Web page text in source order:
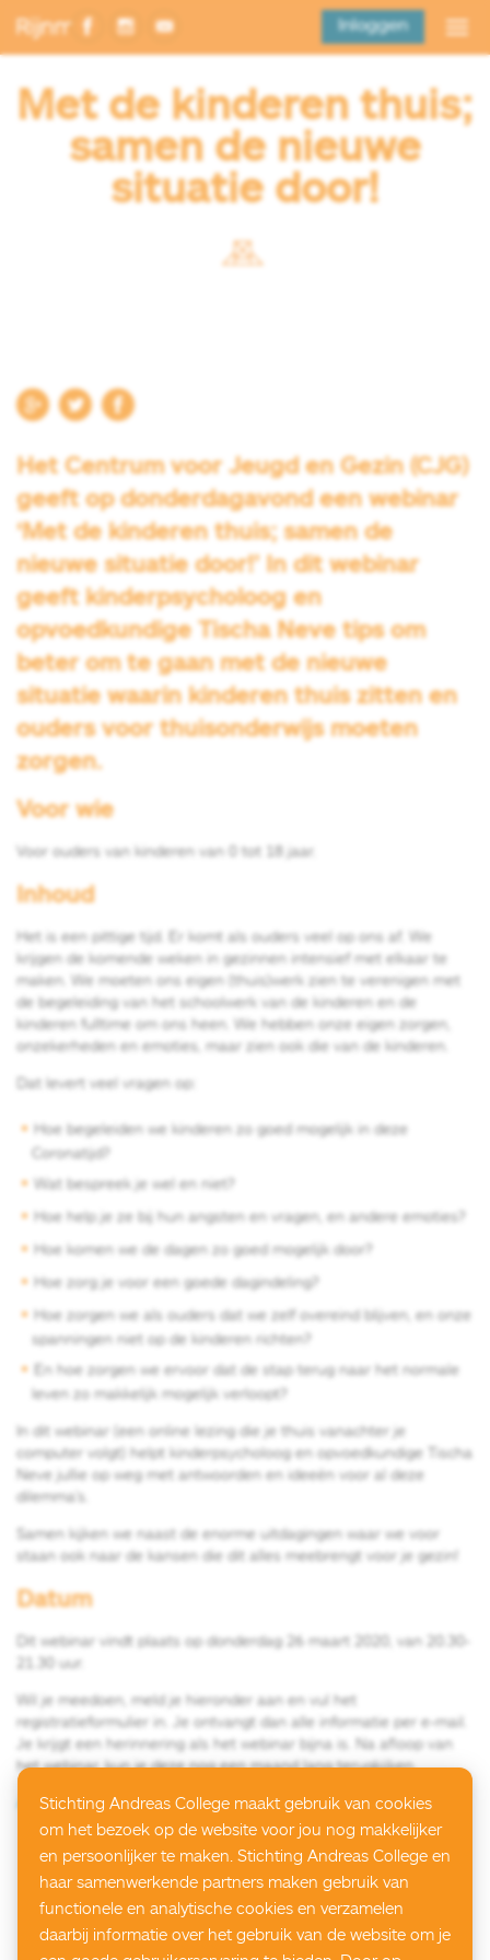
Inloggen
Met de kinderen thuis;
samen de nieuwe
situatie door!
Het Centrum voor Jeugd en Gezin (CJG)
geeft op donderdagavond een webinar
‘Met de kinderen thuis; samen de
nieuwe situatie door!’ In dit webinar
geeft kinderpsycholoog en
opvoedkundige Tischa Neve tips om
beter om te gaan met de nieuwe
situatie waarin kinderen thuis zitten en
ouders voor thuisonderwijs moeten
zorgen.
Voor wie
Voor ouders van kinderen van 0 tot 18 jaar.
Inhoud
Het is een pittige tijd. Er komt als ouders veel op ons af. We
krijgen de komende weken in gezinnen intensief met elkaar te
maken. We moeten ons eigen (thuis)werk zien te verenigen met
de begeleiding van het schoolwerk van de kinderen en de
kinderen fulltime om ons heen. We hebben onze eigen zorgen,
onzekerheden en emoties, maar zien ook die van de kinderen.
Dat levert veel vragen op:
Hoe begeleiden we kinderen zo goed mogelijk in deze
Coronatijd?
Wat bespreek je wel en niet?
Hoe help je ze bij hun angsten en vragen, en andere emoties?
Hoe komen we de dagen zo goed mogelijk door?
Hoe zorg je voor een goede dagindeling?
Hoe zorgen we als ouders dat we zelf overeind blijven, en onze
spanningen niet op de kinderen richten?
En hoe zorgen we ervoor dat de stap terug naar het normale
leven zo makkelijk mogelijk verloopt?
In dit webinar (een online lezing die je thuis vanachter je
computer volgt) helpt kinderpsycholoog en opvoedkundige Tischa
Neve jullie op weg met antwoorden en ideeën voor al deze
dilemma’s.
Samen kijken we naast de enorme uitdagingen waar we voor
staan ook naar de kansen die dit alles meebrengt voor je gezin!
Datum
Dit webinar vindt plaats op donderdag 26 maart 2020, van 20.30-
21.30 uur.
Wil je meedoen, meld je hieronder aan en vul het
registratieformulier in. Je ontvangt dan alle informatie per e-mail.
Je krijgt een herinnering als het webinar bijna is. Na afloop van
het webinar, kun je deze nog een maand lang terugkijken.
AANMELDEN WEBINAR
Stichting Andreas College maakt gebruik van cookies
om het bezoek op de website voor jou nog makkelijker
en persoonlijker te maken. Stichting Andreas College en
haar samenwerkende partners maken gebruik van
functionele en analytische cookies en verzamelen
daarbij informatie over het gebruik van de website om je